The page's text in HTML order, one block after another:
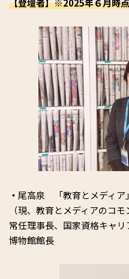
【登壇者】※2025年６月時点
・ 尾高泉 「教育とメディア
（現、教育とメディアのコ
常任理事長、国家資格キャ
博物館館長